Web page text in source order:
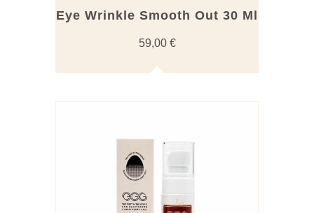
Eye Wrinkle Smooth Out 30 Ml
59,00 €